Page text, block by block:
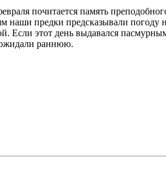
почитается память
предки предсказывали погоду
Если этот день выдавался
раннюю.